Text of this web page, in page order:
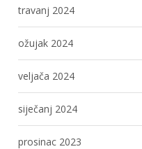
travanj 2024
ožujak 2024
veljača 2024
siječanj 2024
prosinac 2023